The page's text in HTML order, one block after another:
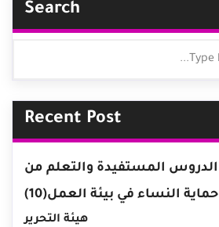
Search
Recent Post
الدروس المستفيدة والتعلم من
حماية النساء في بيئة العمل(10)
هيئة التحرير